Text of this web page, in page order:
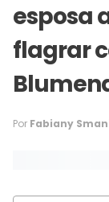
esposa
flagrar
Por Fabiany